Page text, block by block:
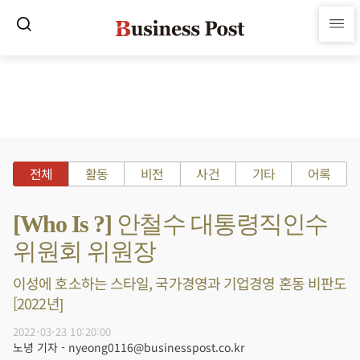
전체 활동 비전 사건 기타 어록
[Who Is ?] 안철수 대통령직인수
위원회 위원장
이성에 호소하는 스타일, 국가경영과 기업경영 혼동 비판도
[2022년]
2022-03-23 10:20:00
노녕 기자 - nyeong0116@businesspost.co.kr